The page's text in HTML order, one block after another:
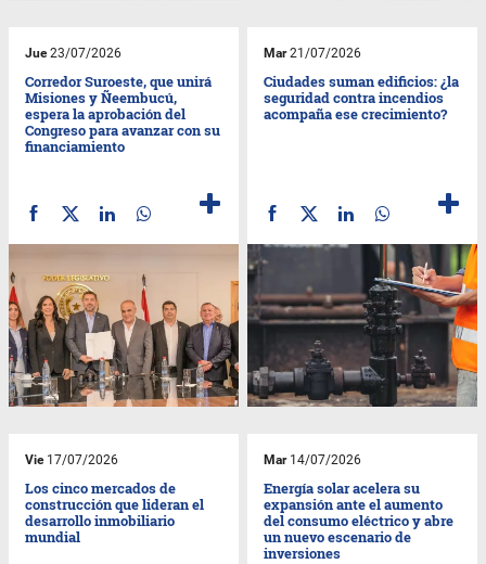
Jue23/07/2026
Corredor Suroeste, que unirá
Misiones y Ñeembucú,
espera la aprobación del
Congreso para avanzar con su
financiamiento
Mar21/07/2026
Ciudades suman edificios: ¿la
seguridad contra incendios
acompaña ese crecimiento?
Vie17/07/2026
Los cinco mercados de
construcción que lideran el
desarrollo inmobiliario
mundial
Mar14/07/2026
Energía solar acelera su
expansión ante el aumento
del consumo eléctrico y abre
un nuevo escenario de
inversiones